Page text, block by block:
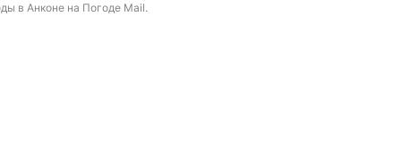
в Анконе на Погоде Mail.